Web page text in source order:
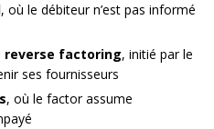
, où le débiteur n’est pas informé
reverse factoring, initié par le
ses fournisseurs
, où le factor assume